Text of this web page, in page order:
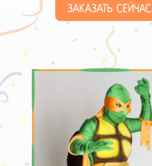
ЗАКАЗАТЬ СЕЙЧАС